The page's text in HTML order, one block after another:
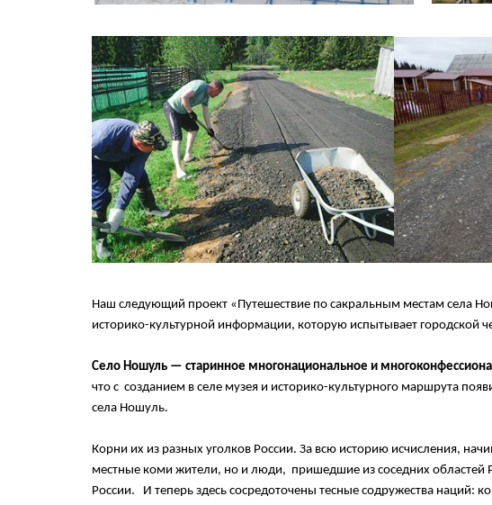
Наш следующий проект «Путешествие по сакральным местам села
историко-культурной информации, которую испытывает городской
Село Ношуль — старинное многонациональное и
что с созданием в селе музея и историко-культурного маршрута
села Ношуль.
Корни их из разных уголков России. За всю историю исчисления,
местные коми жители, но и люди, пришедшие из соседних областей
России. И теперь здесь сосредоточены тесные содружества наций: